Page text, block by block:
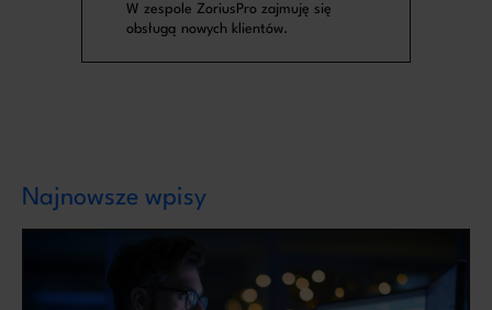
W zespole ZoriusPro zajmuję się
obsługą nowych klientów.
Najnowsze wpisy